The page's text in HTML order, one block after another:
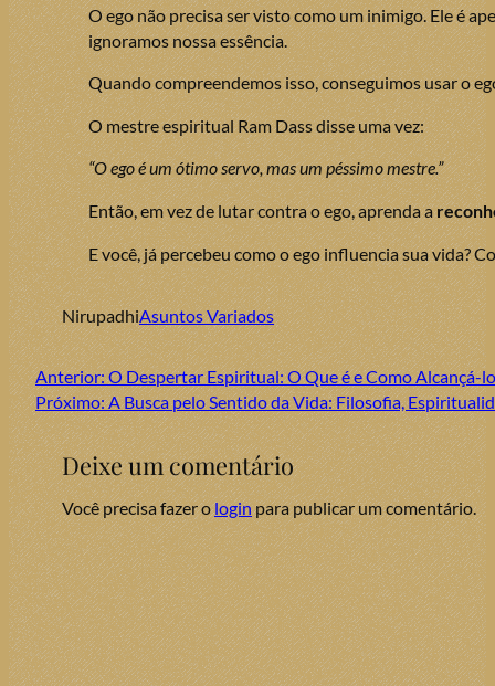
O ego não precisa ser visto como um inimigo. Ele é
ignoramos nossa essência.
Quando compreendemos isso, conseguimos usar o
O mestre espiritual Ram Dass disse uma vez:
“O ego é um ótimo servo, mas um péssimo mestre.”
Então, em vez de lutar contra o ego, aprenda a
E você, já percebeu como o ego influencia sua vida?
NirupadhiAsuntos Variados
Anterior: O Despertar Espiritual: O Que é e Como Alcançá-
Próximo:A Busca pelo Sentido da Vida: Filosofia,
Deixe um comentário
Você precisa fazer ologinpara publicar um comentário.